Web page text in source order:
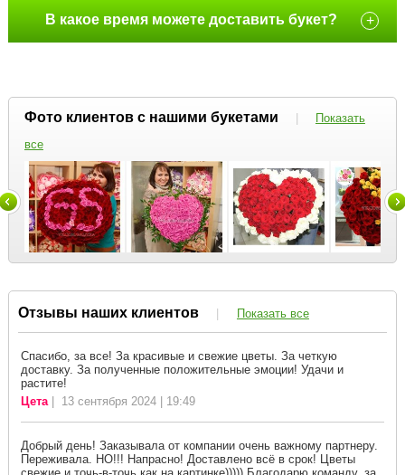
В какое время можете доставить букет? +
Фото клиентов с нашими букетами |
Показать
все
Отзывы наших клиентов | Показать все
Спасибо, за все! За красивые и свежие цветы. За четкую
доставку. За полученные положительные эмоции! Удачи и
растите!
Цета| 13 сентября 2024 | 19:49
Добрый день! Заказывала от компании очень важному партнеру.
Переживала. НО!!! Напрасно! Доставлено всё в срок! Цветы